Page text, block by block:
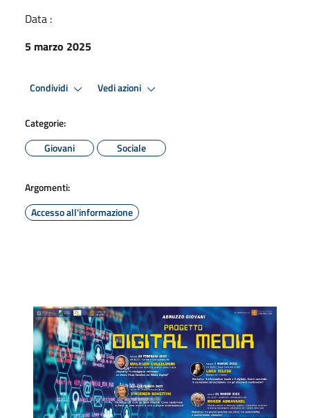
Data :
5 marzo 2025
Condividi Vedi azioni
Categorie:
Giovani
Sociale
Argomenti:
Accesso all'informazione